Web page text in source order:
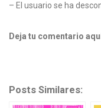
– El usuario se ha
Deja tu comentario
Posts Similares: